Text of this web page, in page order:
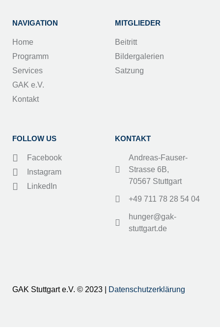
NAVIGATION
Home
Programm
Services
GAK e.V.
Kontakt
MITGLIEDER
Beitritt
Bildergalerien
Satzung
FOLLOW US
Facebook
Instagram
LinkedIn
KONTAKT
Andreas-Fauser-
Strasse 6B,
70567 Stuttgart
+49 711 78 28 54 04
hunger@gak-
stuttgart.de
GAK Stuttgart e.V. © 2023 | Datenschutzerklärung